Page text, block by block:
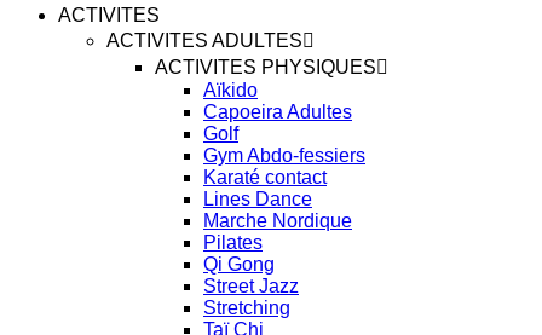
ACTIVITES
ACTIVITES ADULTES
ACTIVITES PHYSIQUES
Aïkido
Capoeira Adultes
Golf
Gym Abdo-fessiers
Karaté contact
Lines Dance
Marche Nordique
Pilates
Qi Gong
Street Jazz
Stretching
Taï Chi